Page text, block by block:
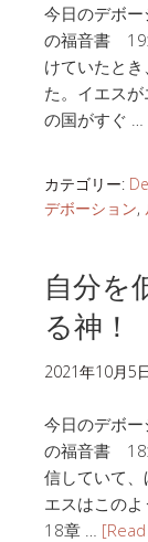
今日のデボ
の福音書 19
けていたと
た。イエス
の国がすぐ …
カテゴリー:
デボーション,
自分を
る神！
2021年10月5
今日のデボ
の福音書 18
信していて
エスはこの
18章 …